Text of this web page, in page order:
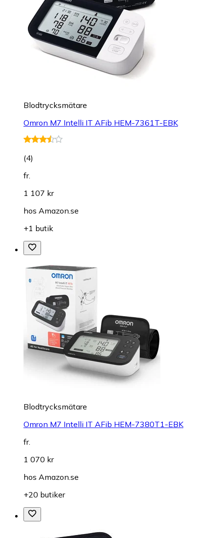
Blodtrycksmätare
Omron M7 Intelli IT AFib HEM-7361T-EBK
(4)
fr.
1 107 kr
hos Amazon.se
+1 butik
Blodtrycksmätare
Omron M7 Intelli IT AFib HEM-7380T1-EBK
fr.
1 070 kr
hos Amazon.se
+20 butiker